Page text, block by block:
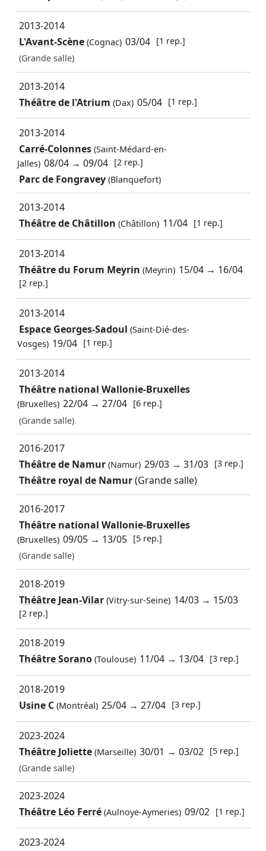
2013-2014
L'Avant-Scène(Cognac) 03/04 [1 rep.]
(Grande salle)
2013-2014
Théâtre de l'Atrium (Dax) 05/04 [1 rep.]
2013-2014
Carré-Colonnes(Saint-Médard-en-
Jalles) 08/04 →09/04 [2 rep.]
Parc de Fongravey (Blanquefort)
2013-2014
Théâtre de Châtillon (Châtillon) 11/04 [1 rep.]
2013-2014
Théâtre du Forum Meyrin (Meyrin) 15/04 → 16/04
[2 rep.]
2013-2014
Espace Georges-Sadoul (Saint-Dié-des-
Vosges) 19/04 [1 rep.]
2013-2014
Théâtre national Wallonie-Bruxelles
(Bruxelles) 22/04 →27/04 [6 rep.]
(Grande salle)
2016-2017
Théâtre de Namur(Namur) 29/03 →31/03 [3 rep.]
Théâtre royal de Namur(Grande salle)
2016-2017
Théâtre national Wallonie-Bruxelles
(Bruxelles) 09/05 → 13/05 [5 rep.]
(Grande salle)
2018-2019
Théâtre Jean-Vilar(Vitry-sur-Seine) 14/03 → 15/03
[2 rep.]
2018-2019
Théâtre Sorano(Toulouse) 11/04 → 13/04 [3 rep.]
2018-2019
Usine C(Montréal) 25/04 →27/04 [3 rep.]
2023-2024
Théâtre Joliette(Marseille) 30/01 →03/02 [5 rep.]
(Grande salle)
2023-2024
Théâtre Léo Ferré(Aulnoye-Aymeries) 09/02 [1 rep.]
2023-2024